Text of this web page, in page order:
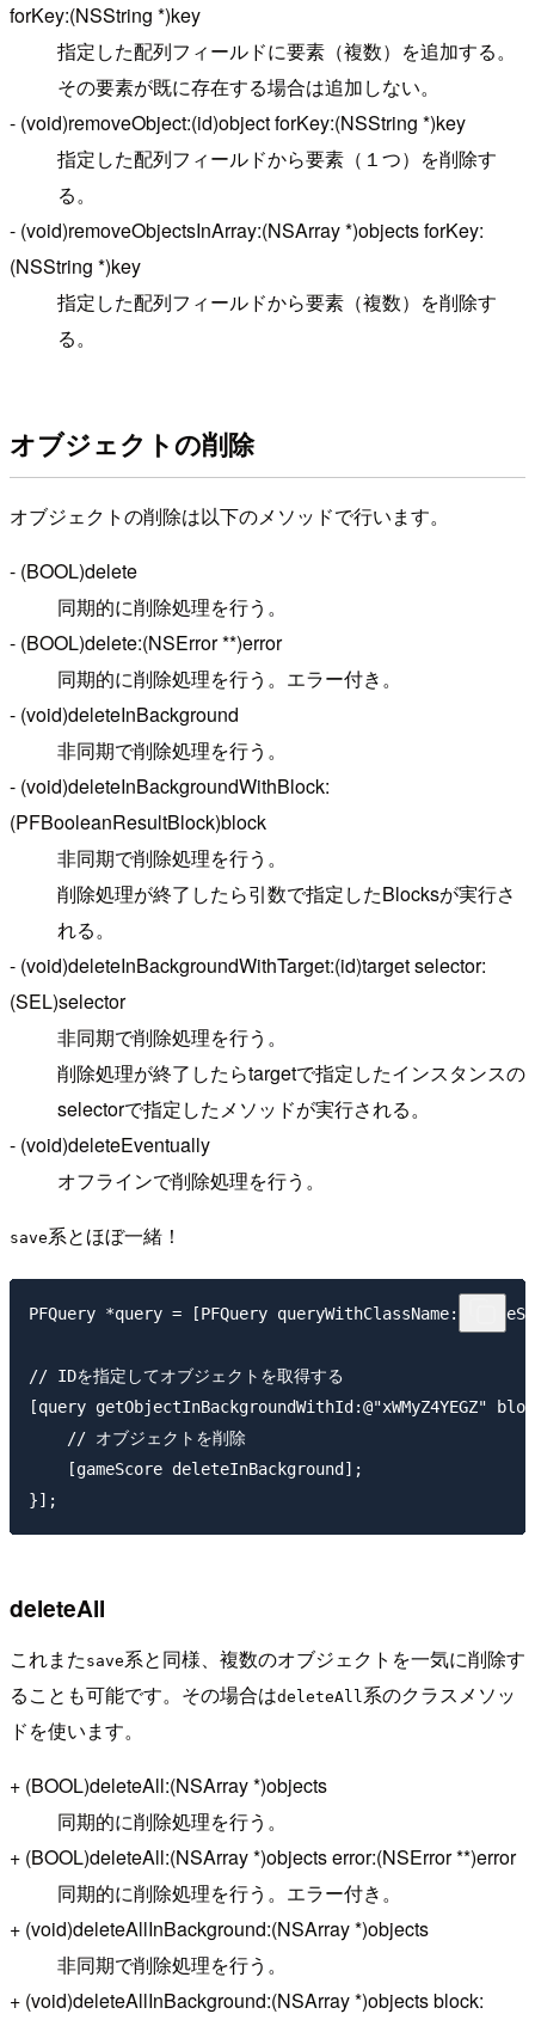
forKey:(NSString *)key
指定した配列フィールドに要素（複数）を追加する。
その要素が既に存在する場合は追加しない。
- (void)removeObject:(id)object forKey:(NSString *)key
指定した配列フィールドから要素（１つ）を削除す
る。
- (void)removeObjectsInArray:(NSArray *)objects forKey:
(NSString *)key
指定した配列フィールドから要素（複数）を削除す
る。
オブジェクトの削除
オブジェクトの削除は以下のメソッドで行います。
- (BOOL)delete
同期的に削除処理を行う。
- (BOOL)delete:(NSError **)error
同期的に削除処理を行う。エラー付き。
- (void)deleteInBackground
非同期で削除処理を行う。
- (void)deleteInBackgroundWithBlock:
(PFBooleanResultBlock)block
非同期で削除処理を行う。
削除処理が終了したら引数で指定したBlocksが実行さ
れる。
- (void)deleteInBackgroundWithTarget:(id)target selector:
(SEL)selector
非同期で削除処理を行う。
削除処理が終了したらtargetで指定したインスタンスの
selectorで指定したメソッドが実行される。
- (void)deleteEventually
オフラインで削除処理を行う。
save系とほぼ一緒！
PFQuery *query = [PFQuery
// IDを指定してオブジェクトを取得する
[query getObjectInBackgroundWithId:@"xWMyZ4YEGZ"
    // オブジェクトを削除
    [gameScore deleteInBackground];
deleteAll
これまた save系と同様、複数のオブジェクトを一気に削除す
ることも可能です。その場合はdeleteAll 系のクラスメソッ
ドを使います。
+ (BOOL)deleteAll:(NSArray *)objects
同期的に削除処理を行う。
+ (BOOL)deleteAll:(NSArray *)objects error:(NSError **)error
同期的に削除処理を行う。エラー付き。
+ (void)deleteAllInBackground:(NSArray *)objects
非同期で削除処理を行う。
+ (void)deleteAllInBackground:(NSArray *)objects block: